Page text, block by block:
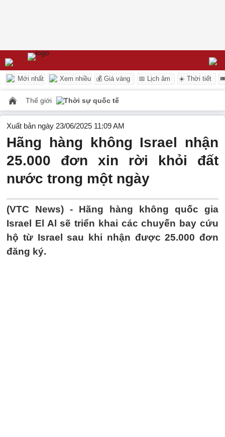
Mới nhất Xem nhiều 💰 Giá vàng 📅 Lịch âm ☀️ Thời tiết
Thế giới Thời sự quốc tế
Xuất bản ngày 23/06/2025 11:09 AM
Hãng hàng không Israel nhận
25.000 đơn xin rời khỏi đất
nước trong một ngày
(VTC News) - Hãng hàng không quốc gia
Israel El Al sẽ triển khai các chuyến bay cứu
hộ từ Israel sau khi nhận được 25.000 đơn
đăng ký.